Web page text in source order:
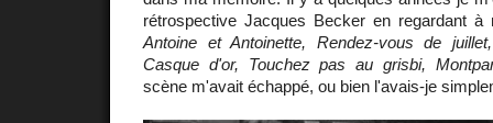
rétrospective Jacques Becker en regardant
Antoine et Antoinette, Rendez-vous de
Casque d'or, Touchez pas au grisbi,
scène m'avait échappé, ou bien l'avais-je